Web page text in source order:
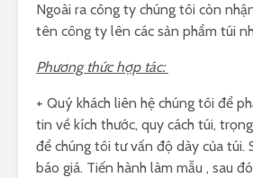
Ngoài ra công ty chúng tôi còn
tên công ty lên các sản phẩm túi
Phương thức hợp tác:
+ Quý khách liên hệ chúng tôi để
tin về kích thước, quy cách túi,
để chúng tôi tư vấn độ dày của túi.
báo giá. Tiến hành làm mẫu , sau